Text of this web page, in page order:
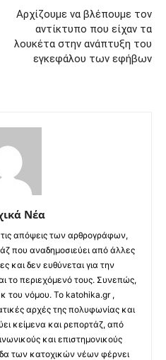
Αρχίζουμε να βλέπουμε τον
αντίκτυπο που είχαν τα
λουκέτα στην ανάπτυξη του
εγκεφάλου των εφήβων
Νέα
απόψεις των αρθρογράφων,
που αναδημοσιεύει από άλλες
και δεν ευθύνεται για την
το περιεχόμενό τους. Συνεπώς,
του νόμου. Το katohika.gr ,
αρχές της πολυφωνίας και
κείμενα και ρεπορτάζ, από
και επιστημονικούς
των κατοχικών νέων φέρνει